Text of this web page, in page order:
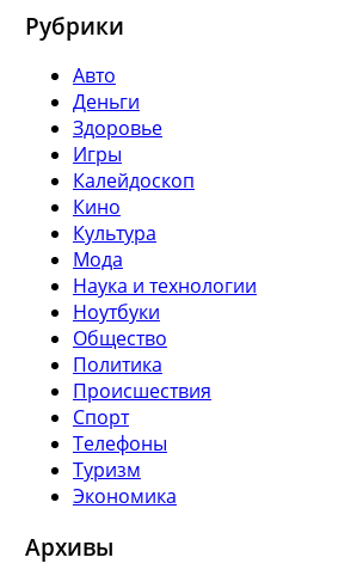
Рубрики
Авто
Деньги
Здоровье
Игры
Калейдоскоп
Кино
Культура
Мода
Наука и технологии
Ноутбуки
Общество
Политика
Происшествия
Спорт
Телефоны
Туризм
Экономика
Архивы